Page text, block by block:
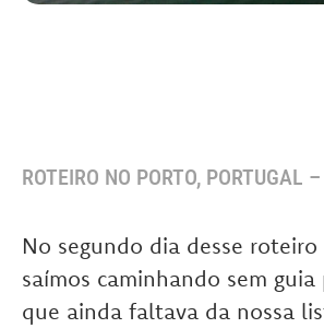
ROTEIRO NO PORTO, PORTUGAL
No segundo dia desse
saímos caminhando sem guia
que ainda faltava da nossa